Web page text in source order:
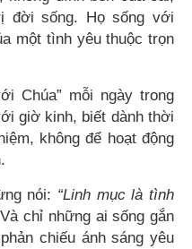
đời sống. Họ sống với
một tình yêu thuộc trọn
Chúa” mỗi ngày trong
giờ kinh, biết dành thời
không để hoạt động
nói: “Linh mục là tình
Và chỉ những ai sống gắn
chiếu ánh sáng yêu